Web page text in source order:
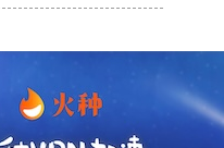
支持